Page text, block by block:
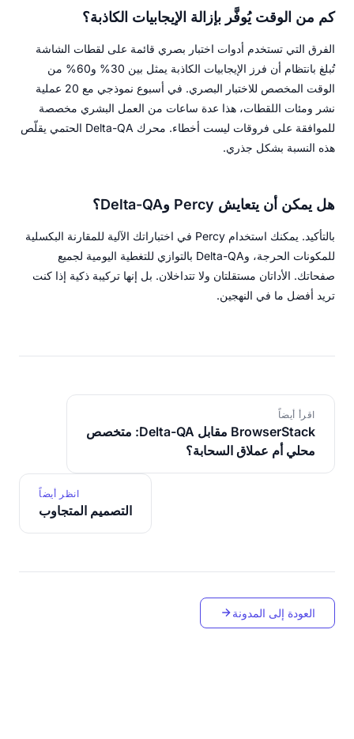
كم من الوقت يُوفَّر بإزالة الإيجابيات الكاذبة؟
الفرق التي تستخدم أدوات اختبار بصري قائمة على لقطات الشاشة
تُبلغ بانتظام أن فرز الإيجابيات الكاذبة يمثل بين 30% و60% من
الوقت المخصص للاختبار البصري. في أسبوع نموذجي مع 20 عملية
نشر ومئات اللقطات، هذا عدة ساعات من العمل البشري مخصصة
للموافقة على فروقات ليست أخطاء. محرك Delta-QA الحتمي يقلّص
هذه النسبة بشكل جذري.
هل يمكن أن يتعايش Percy وDelta-QA؟
بالتأكيد. يمكنك استخدام Percy في اختباراتك الآلية للمقارنة البكسلية
للمكونات الحرجة، وDelta-QA بالتوازي للتغطية اليومية لجميع
صفحاتك. الأداتان مستقلتان ولا تتداخلان. بل إنها تركيبة ذكية إذا كنت
تريد أفضل ما في النهجين.
اقرأ أيضاً
BrowserStack مقابل Delta-QA: متخصص
محلي أم عملاق السحابة؟
انظر أيضاً
التصميم المتجاوب
العودة إلى المدونة